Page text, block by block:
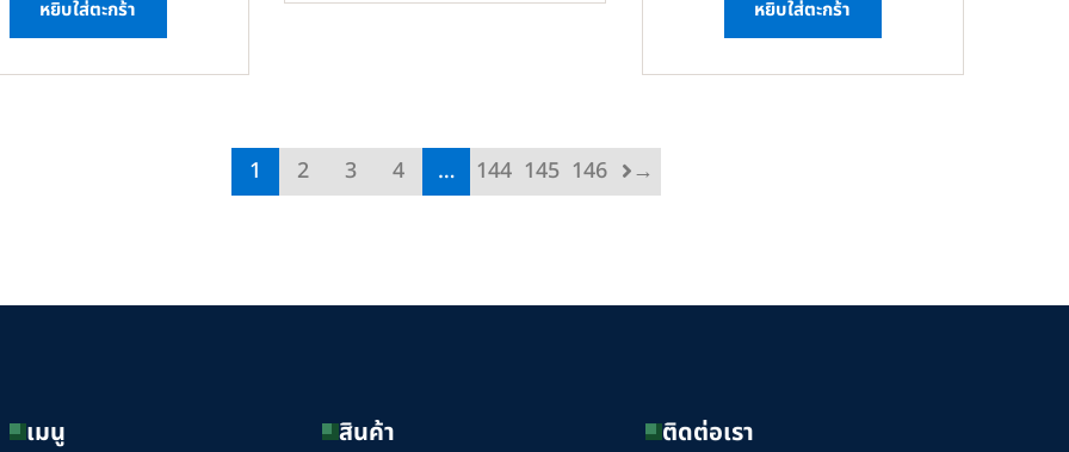
หยิบใส่ตะกร้า หยิบใส่ตะกร้า
1 2 3 4 … 144 145 146 →
เมนู สินค้า ติดต่อเรา